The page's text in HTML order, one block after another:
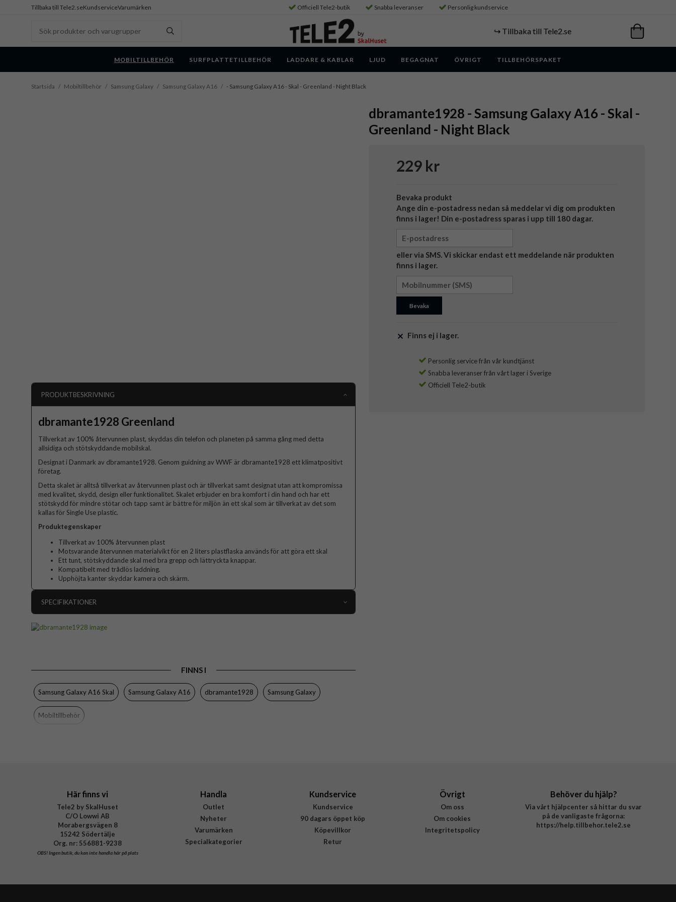
Tillbaka till Tele2.seKundserviceVarumärken Officiell Tele2-butik Snabba leveranser Personlig kundservice
↪️ Tillbaka till Tele2.se
MOBILTILLBEHÖR SURFPLATTETILLBEHÖR LADDARE & KABLAR LJUD BEGAGNAT ÖVRIGT TILLBEHÖRSPAKET
Startsida / Mobiltillbehör / Samsung Galaxy / Samsung Galaxy A16 / - Samsung Galaxy A16 - Skal - Greenland - Night Black
dbramante1928 - Samsung Galaxy A16 - Skal -
Greenland - Night Black
229 kr
Bevaka produkt
Ange din e-postadress nedan så meddelar vi dig om produkten
finns i lager! Din e-postadress sparas i upp till 180 dagar.
eller via SMS. Vi skickar endast ett meddelande när produkten
finns i lager.
Bevaka
Finns ej i lager.
Personlig service från vår kundtjänst
Snabba leveranser från vårt lager i Sverige
Officiell Tele2-butik
PRODUKTBESKRIVNING
dbramante1928 Greenland
Tillverkat av 100% återvunnen plast, skyddas din telefon och planeten på samma gång med detta
allsidiga och stötskyddande mobilskal.
Designat i Danmark av dbramante1928. Genom guidning av WWF är dbramante1928 ett klimatpositivt
företag.
Detta skalet är alltså tillverkat av återvunnen plast och är tillverkat samt designat utan att kompromissa
med kvalitet, skydd, design eller funktionalitet. Skalet erbjuder en bra komfort i din hand och har ett
stötskydd för mindre stötar och tapp samt är bättre för miljön än ett skal som är tillverkat av det som
kallas för Single Use plastic.
Produktegenskaper
Tillverkat av 100% återvunnen plast
Motsvarande återvunnen materialvikt för en 2 liters plastflaska används för att göra ett skal
Ett tunt, stötskyddande skal med bra grepp och lättryckta knappar.
Kompatibelt med trådlös laddning.
Upphöjta kanter skyddar kamera och skärm.
SPECIFIKATIONER
Egenskaper
Slimmad
Färg
Material
Återvunnen plast
Varumärke
FINNS I
Samsung Galaxy A16 Skal Samsung Galaxy A16 dbramante1928 Samsung Galaxy
Mobiltillbehör
Här finns vi
Tele2 by SkalHuset
C/O Lowwi AB
Morabergsvägen 8
15242 Södertälje
Org. nr: 556881-9238
OBS!Ingen butik, du kan inte handla här på plats
Handla
Outlet
Nyheter
Varumärken
Specialkategorier
Kundservice
Kundservice
90 dagars öppet köp
Köpevillkor
Retur
Övrigt
Om oss
Om cookies
Integritetspolicy
Behöver du hjälp?
Via vårt hjälpcenter så hittar du svar
på de vanligaste frågorna:
https://help.tillbehor.tele2.se